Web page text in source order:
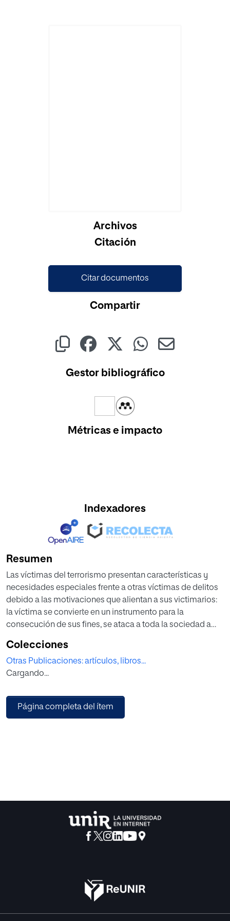
Archivos
Citación
Citar documentos
Compartir
Gestor bibliográfico
Métricas e impacto
Indexadores
Resumen
Las víctimas del terrorismo presentan características y
necesidades especiales frente a otras víctimas de delitos
debido a las motivaciones que alientan a sus victimarios:
la víctima se convierte en un instrumento para la
consecución de sus fines, se ataca a toda la sociedad a
representante de la misma se tratase. Por ello se necesita
una reparación que vaya más allá de la clásica
responsabilidad civil derivada del delito y avance en una
arrepentimiento, el diálogo, el perdón. Por ello, debemos
acercarnos a las necesidades de las víctimas desde un
Colecciones
Otras Publicaciones: artículos, libros...
Cargando...
Página completa del ítem